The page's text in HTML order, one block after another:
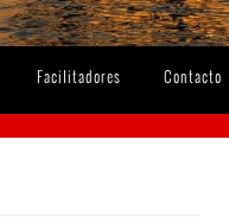
Facilitadores Contacto